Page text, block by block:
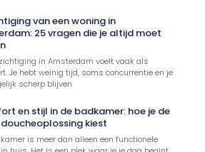
van een woning in
25 vragen die je altijd moet
in Amsterdam voelt vaak als
Je hebt weinig tijd, soms concurrentie en je
scherp blijven
en stijl in de badkamer: hoe je de
kiest
is meer dan alleen een functionele